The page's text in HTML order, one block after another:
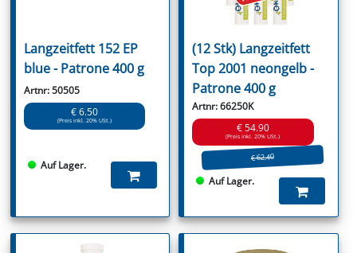
Langzeitfett 152 EP
blue - Patrone 400 g
Artnr: 50505
€ 6.50
(Preis inkl. 20% USt.)
Auf Lager.
(12 Stk) Langzeitfett
Top 2001 neongelb -
Patrone 400 g
Artnr: 66250K
€ 54.90
(Preis inkl. 20% USt.)
€ 62.40
Auf Lager.